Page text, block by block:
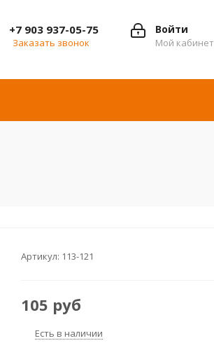
Войти
Мой кабинет
+7 903 937-05-75
Заказать звонок
Артикул: 113-121
105 руб
Есть в наличии